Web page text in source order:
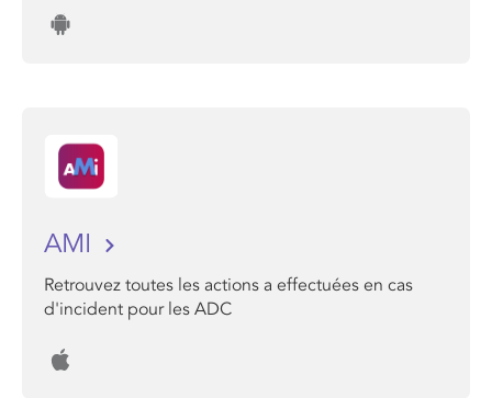
AMI
Retrouvez toutes les actions a effectuées en cas
d'incident pour les ADC